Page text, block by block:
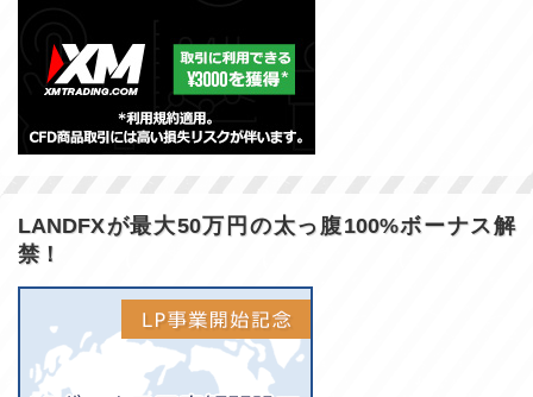
LANDFXが最大50万円の太っ腹100%ボーナス解
禁！